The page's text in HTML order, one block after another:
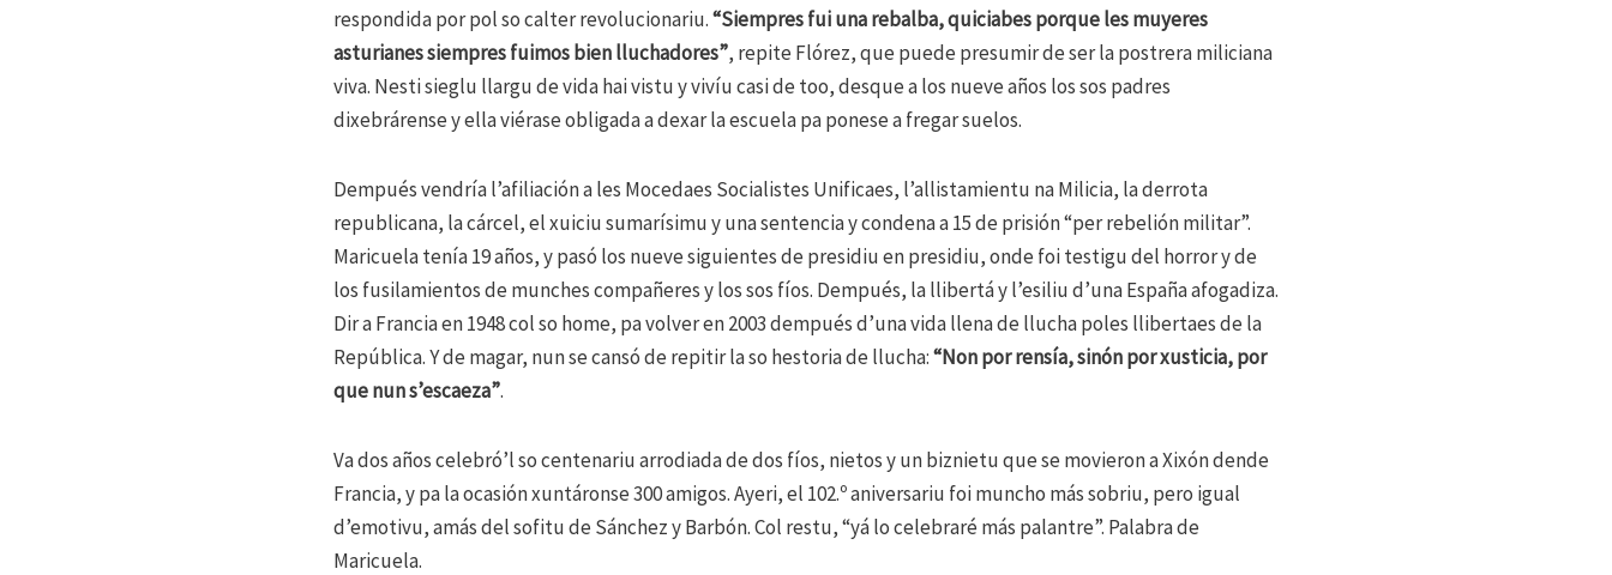
respondida por pol so calter revolucionariu.“Siempres fui una rebalba, quiciabes porque les muyeres
asturianes siempres fuimos bien lluchadores”, repite Flórez, que puede presumir de ser la postrera miliciana
viva. Nesti sieglu llargu de vida hai vistu y vivíu casi de too, desque a los nueve años los sos padres
dixebrárense y ella viérase obligada a dexar la escuela pa ponese a fregar suelos.
Dempués vendría l’afiliación a les Mocedaes Socialistes Unificaes, l’allistamientu na Milicia, la derrota
republicana, la cárcel, el xuiciu sumarísimu y una sentencia y condena a 15 de prisión “per rebelión militar”.
Maricuela tenía 19 años, y pasó los nueve siguientes de presidiu en presidiu, onde foi testigu del horror y de
los fusilamientos de munches compañeres y los sos fíos. Dempués, la llibertá y l’esiliu d’una España afogadiza.
Dir a Francia en 1948 col so home, pa volver en 2003 dempués d’una vida llena de llucha poles llibertaes de la
República. Y de magar, nun se cansó de repitir la so hestoria de llucha:“Non por rensía, sinón por xusticia, por
que nun s’escaeza”.
Va dos años celebró’l so centenariu arrodiada de dos fíos, nietos y un biznietu que se movieron a Xixón dende
Francia, y pa la ocasión xuntáronse 300 amigos. Ayeri, el 102.º aniversariu foi muncho más sobriu, pero igual
d’emotivu, amás del sofitu de Sánchez y Barbón. Col restu, “yá lo celebraré más palantre”. Palabra de
Maricuela.